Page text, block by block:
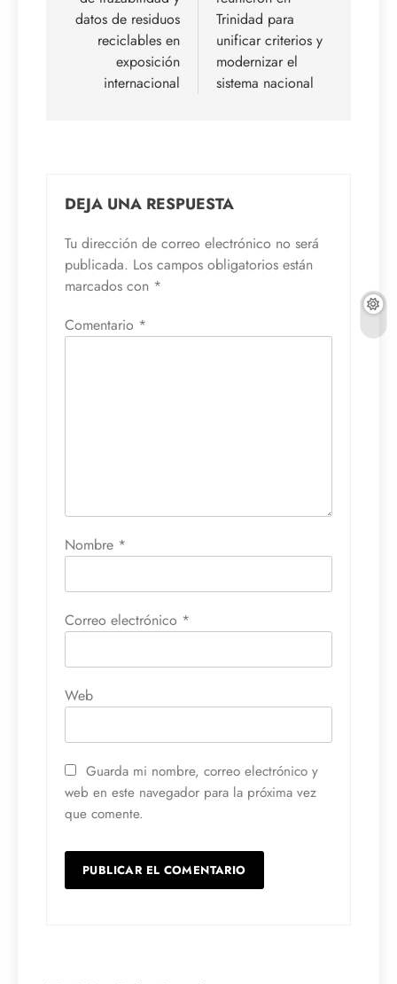
datos de residuos
reciclables en
exposición
internacional
Trinidad para
unificar criterios y
modernizar el
sistema nacional
DEJA UNA RESPUESTA
Tu dirección de correo electrónico no será
publicada. Los campos obligatorios están
marcados con *
Comentario *
Nombre *
Correo electrónico *
Web
Guarda mi nombre, correo electrónico y
web en este navegador para la próxima vez
que comente.